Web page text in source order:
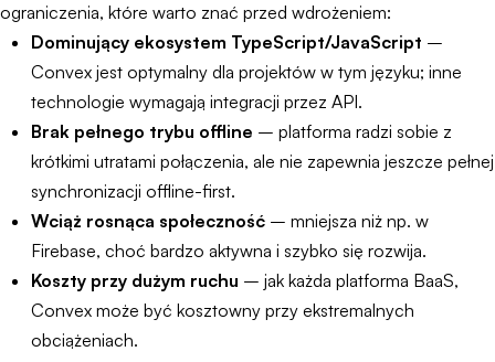
ograniczenia, które warto znać przed wdrożeniem:
Dominujący ekosystem TypeScript/JavaScript –
Convex jest optymalny dla projektów w tym języku; inne
technologie wymagają integracji przez API.
Brak pełnego trybu offline – platforma radzi sobie z
krótkimi utratami połączenia, ale nie zapewnia jeszcze pełnej
synchronizacji offline-first.
Wciąż rosnąca społeczność – mniejsza niż np. w
Firebase, choć bardzo aktywna i szybko się rozwija.
Koszty przy dużym ruchu – jak każda platforma BaaS,
Convex może być kosztowny przy ekstremalnych
obciążeniach.